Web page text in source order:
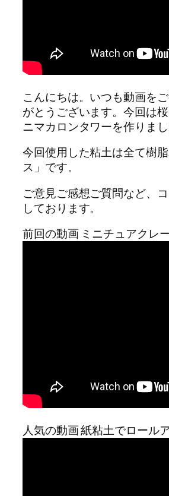
こんにちは。いつも動画を
がとうございます。今回は
ニマカロンタワーを作りまし
今回使用した粘土は全て樹
ス」です。
ご意見ご感想ご質問など、
しております。
前回の動画 ミニチュアクレ
人気の動画 紙粘土でロール